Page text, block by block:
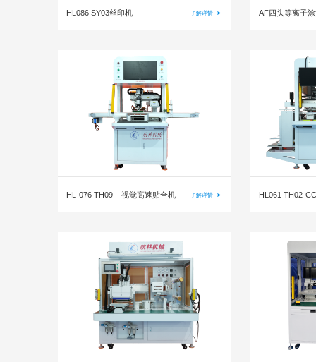
HL086 SY03丝印机 了解详情 ➤ AF四头等离子
HL-076 TH09---视觉高速贴合机 了解详情 ➤ HL061 TH02-